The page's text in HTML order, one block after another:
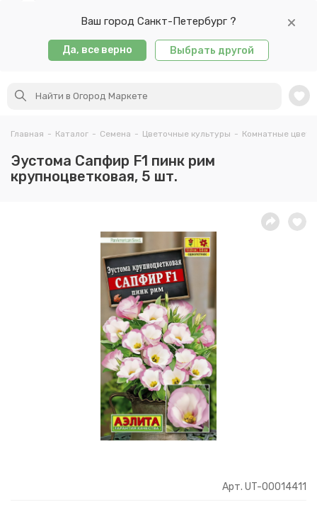
Ваш город Санкт-Петербург ?
Да, все верно Выбрать другой
Главная - Каталог - Семена - Цветочные культуры - Комнатные цветы
Эустома Сапфир F1 пинк рим
крупноцветковая, 5 шт.
Арт. UT-00014411